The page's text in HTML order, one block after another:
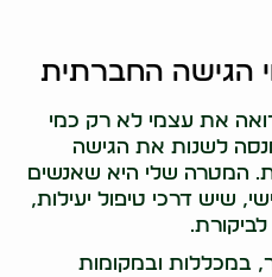
הגישה החברתית
רואה את עצמי לא רק כמי
לשנות את הגישה
המטרה שלי היא שאנשים
שיש דרכי טיפול יעילות,
במכללות ובמקומות